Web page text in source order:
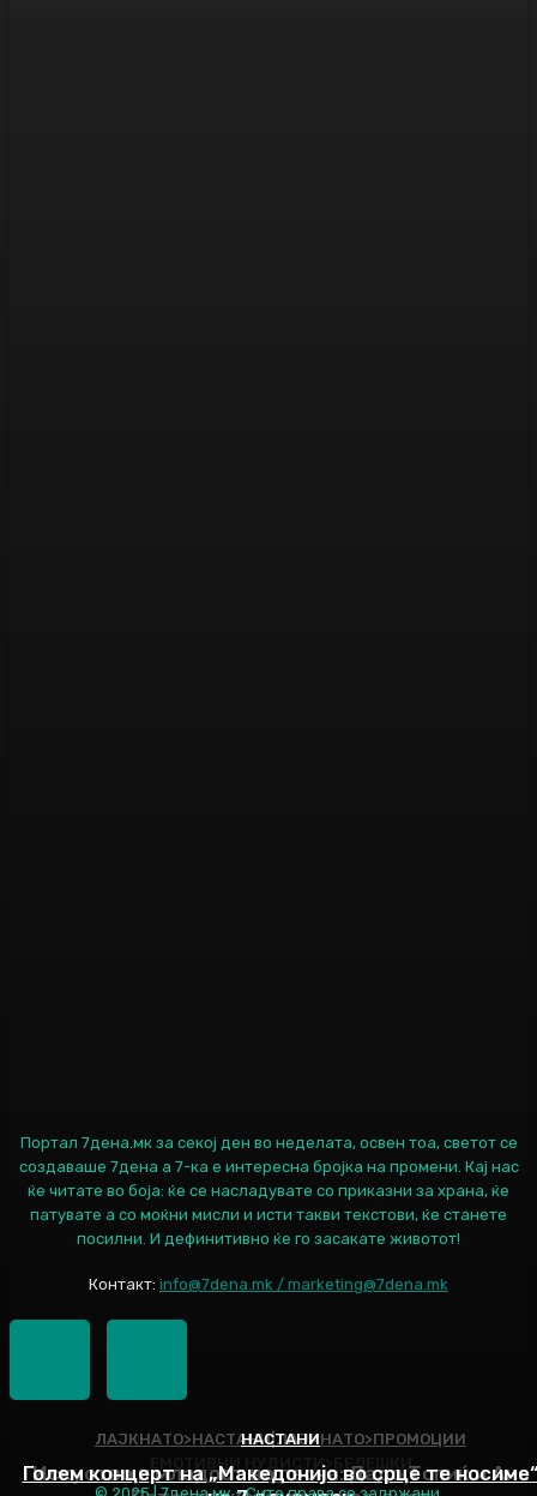
ЕМОТИВНИ НУДИСТИ>БЕЛЕШКИ
ЛАЈКНАТО>НАСТАНИ|ЛАЈКНАТО>ПРОМОЦИИ
Искуство и младост во песна: Дадо Топиќ и Ана
НАСТАНИ
Голем концерт на „Македонијо во срце те
Портал 7дена.мк за секој ден во неделата, освен тоа, светот се
создаваше 7дена а 7-ка е интересна бројка на промени. Кај нас
ќе читате во боја: ќе се насладувате со приказни за храна, ќе
патувате а со моќни мисли и исти такви текстови, ќе станете
посилни. И дефинитивно ќе го засакате животот!
Контакт: info@7dena.mk / marketing@7dena.mk